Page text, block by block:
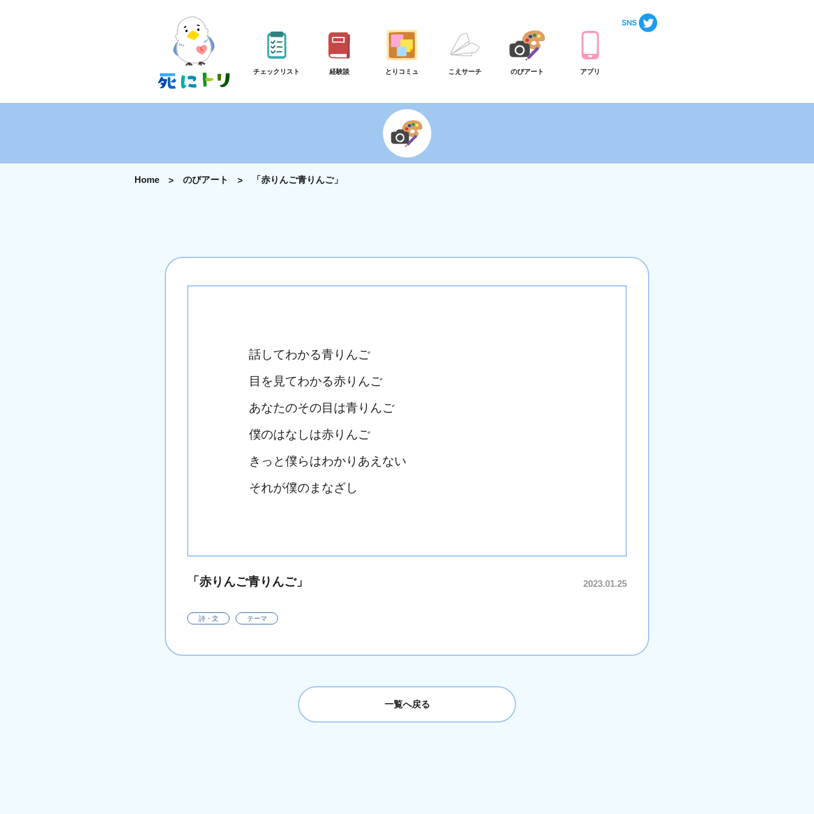
チェックリスト 経験談 とりコミュ こえサーチ のびアート アプリ
Home のびアート 「赤りんご青りんご」
話してわかる青りんご
目を見てわかる赤りんご
あなたのその目は青りんご
僕のはなしは赤りんご
きっと僕らはわかりあえない
それが僕のまなざし
「赤りんご青りんご」 2023.01.25
詩・文 テーマ
一覧へ戻る